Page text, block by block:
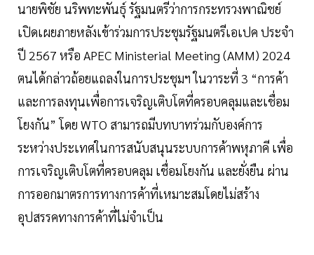
นายพิชัย นริพทะพันธุ์ รัฐมนตรีว่าการกระทรวงพาณิชย์
เปิดเผยภายหลังเข้าร่วมการประชุมรัฐมนตรีเอเปค ประจำ
ปี 2567 หรือ APEC Ministerial Meeting (AMM) 2024
ตนได้กล่าวถ้อยแถลงในการประชุมฯ ในวาระที่ 3 “การค้า
และการลงทุนเพื่อการเจริญเติบโตที่ครอบคลุมและเชื่อม
โยงกัน” โดย WTO สามารถมีบทบาทร่วมกับองค์การ
ระหว่างประเทศในการสนับสนุนระบบการค้าพหุภาคี เพื่อ
การเจริญเติบโตที่ครอบคลุม เชื่อมโยงกัน และยั่งยืน ผ่าน
การออกมาตรการทางการค้าที่เหมาะสมโดยไม่สร้าง
อุปสรรคทางการค้าที่ไม่จำเป็น